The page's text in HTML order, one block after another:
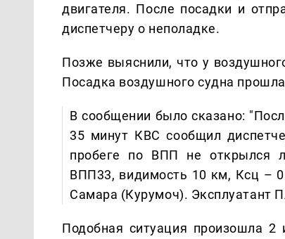
двигателя. После посадки и
диспетчеру о неполадке.
Позже выяснили, что у
Посадка воздушного судна
В сообщении было сказано:
35 минут КВС сообщил
пробеге по ВПП не открылся
ВПП33, видимость 10 км, Ксц –
Самара (Курумоч). Эксплуатант
Подобная ситуация произошла 2